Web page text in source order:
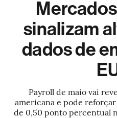
sinalizam
dados de
Payroll de maio vai
americana e pode
de 0,50 ponto percentual